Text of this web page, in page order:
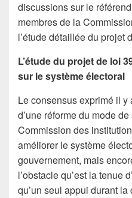
discussions sur le
membres de la
l’étude détaillée du projet
L’étude du projet de loi
sur le système électoral
Le consensus exprimé il
d’une réforme du mode
Commission des
améliorer le système
gouvernement, mais
l’obstacle qu’est la tenue
qu’un seul appui durant la